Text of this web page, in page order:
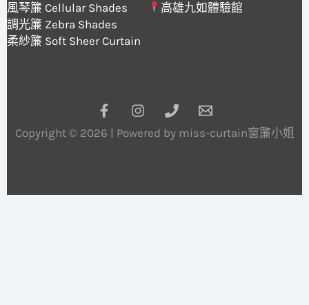
風琴簾 Cellular Shades
調光簾 Zebra Shades
柔紗簾 Soft Sheer Curtain
高雄九如體驗館
Copyright © 2026 | Powered by miss-curtain窗簾小姐